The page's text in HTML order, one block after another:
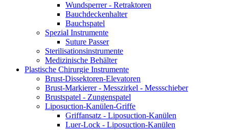
Wundsperrer - Retraktoren
Bauchdeckenhalter
Bauchspatel
Spezial Instrumente
Suture Passer
Sterilisationsinstrumente
Medizinische Behälter
Plastische Chirurgie Instrumente
Brust-Dissektoren-Elevatoren
Brust-Markierer - Messzirkel - Messschieber
Brustspatel - Zungenspatel
Liposuction-Kanülen-Griffe
Griffansatz - Liposuction-Kanülen
Luer-Lock - Liposuction-Kanülen